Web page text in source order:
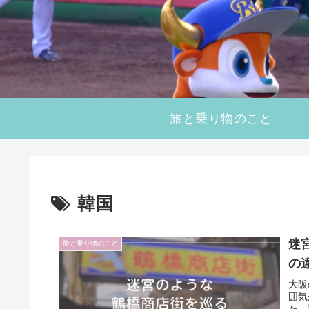
旅と乗り物のこと
韓国
旅と乗り物のこと
迷
の
大
囲